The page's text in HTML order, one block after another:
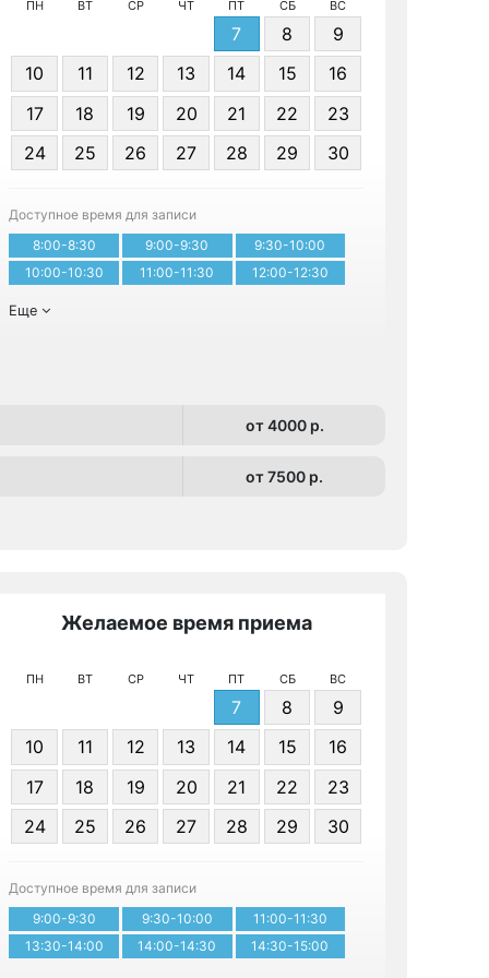
ПН ВТ СР ЧТ ПТ СБ ВС
7 8
9
10
11 12 13 14 15
16
17
18 19 20 21 22
23
24
25 26 27 28 29 30
Доступное время для записи
8:00-8:30
9:00-9:30
9:30-10:00
10:00-10:30
11:00-11:30 12:00-12:30
Еще
от 4000 p.
от 7500 p.
Желаемое время приема
ПН ВТ СР ЧТ ПТ СБ ВС
7 8
9
10
11 12 13 14 15
16
17
18 19 20 21 22
23
24
25 26 27 28 29 30
Доступное время для записи
9:00-9:30
9:30-10:00
11:00-11:30
13:30-14:00
14:00-14:30 14:30-15:00